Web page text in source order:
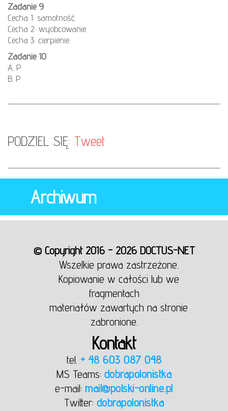
Zadanie 9
Cecha 1: samotność.
Cecha 2: wyobcowanie.
Cecha 3: cierpienie.
Zadanie 10
A. P
B. P
PODZIEL SIĘ: Tweet
Archiwum
© Copyright 2016 - 2026 DOCTUS-NET
Wszelkie prawa zastrzeżone.
Kopiowanie w całości lub we
fragmentach
materiałów zawartych na stronie
zabronione.
Kontakt
tel. + 48 603 087 048
MS Teams: dobrapolonistka
e-mail:mail@polski-online.pl
Twitter: dobrapolonistka